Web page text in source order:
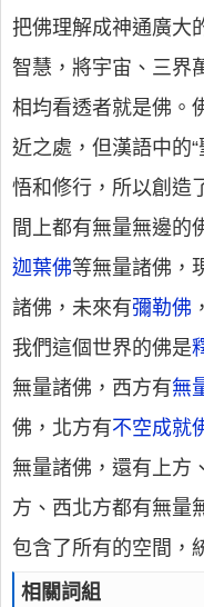
把佛理解成神通廣大
智慧，將宇宙、三界
相均看透者就是佛。
近之處，但漢語中的“
悟和修行，所以創造
間上都有無量無邊的
迦葉佛等無量諸佛，
諸佛，未來有彌勒佛 ，
我們這個世界的佛是
無量諸佛，西方有無
佛，北方有不空成就
無量諸佛，還有上方
方、西北方都有無量
包含了所有的空間，
相關詞組